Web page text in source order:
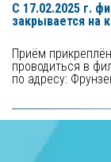
С 17.02.2025 г.
закрывается на
Приём
проводиться в
по адресу: